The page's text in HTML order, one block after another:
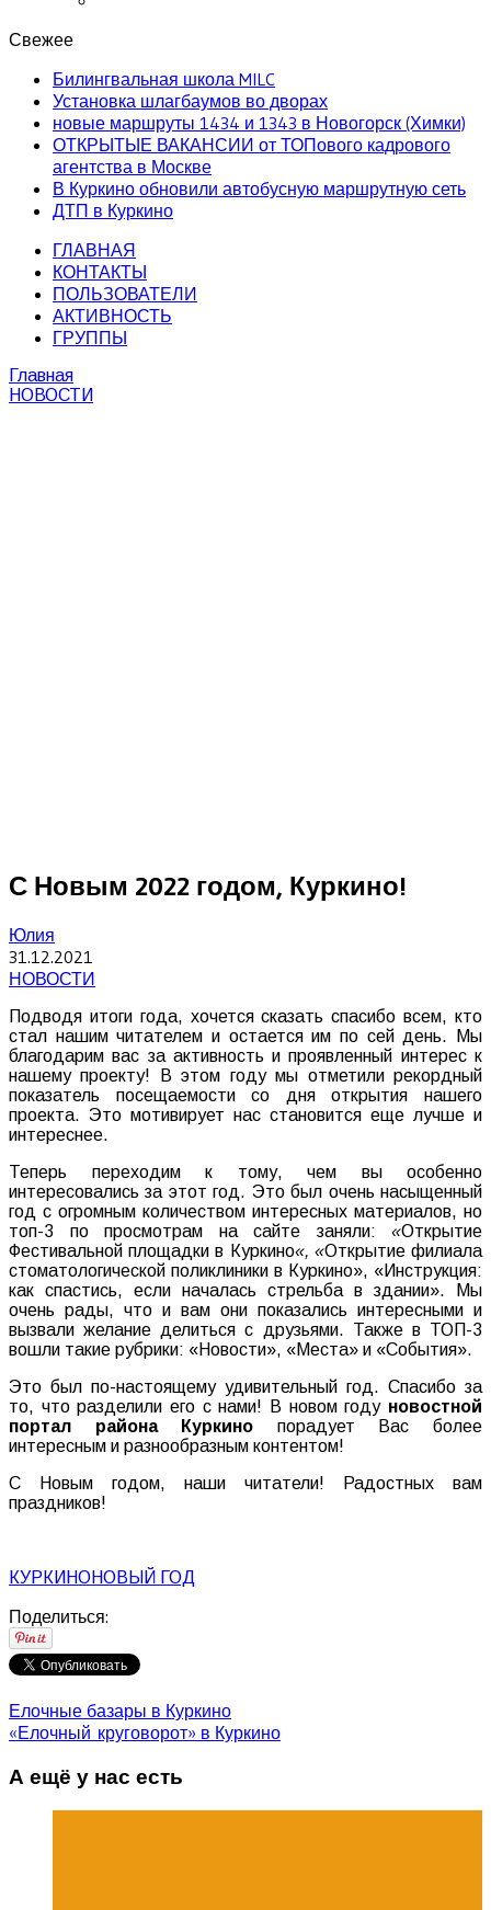
Свежее
Билингвальная школа MILC
Установка шлагбаумов во дворах
новые маршруты 1434 и 1343 в Новогорск (Химки)
ОТКРЫТЫЕ ВАКАНСИИ от ТОПового кадрового
агентства в Москве
В Куркино обновили автобусную маршрутную сеть
ДТП в Куркино
ГЛАВНАЯ
КОНТАКТЫ
ПОЛЬЗОВАТЕЛИ
АКТИВНОСТЬ
ГРУППЫ
Главная
НОВОСТИ
С Новым 2022 годом, Куркино!
Юлия
31.12.2021
НОВОСТИ
Подводя итоги года, хочется сказать спасибо всем, кто
стал нашим читателем и остается им по сей день. Мы
благодарим вас за активность и проявленный интерес к
нашему проекту! В этом году мы отметили рекордный
показатель посещаемости со дня открытия нашего
проекта. Это мотивирует нас становится еще лучше и
интереснее.
Теперь переходим к тому, чем вы особенно
интересовались за этот год. Это был очень насыщенный
год с огромным количеством интересных материалов, но
топ-3 по просмотрам на сайте заняли: «Открытие
Фестивальной площадки в Куркино«, «Открытие филиала
стоматологической поликлиники в Куркино», «Инструкция:
как спастись, если началась стрельба в здании». Мы
очень рады, что и вам они показались интересными и
вызвали желание делиться с друзьями. Также в ТОП-3
вошли такие рубрики: «Новости», «Места» и «События».
Это был по-настоящему удивительный год. Спасибо за
то, что разделили его с нами! В новом году новостной
портал района Куркино порадует Вас более
интересным и разнообразным контентом!
С Новым годом, наши читатели! Радостных вам
праздников!
КУРКИНОНОВЫЙ ГОД
Поделиться:
Елочные базары в Куркино
«Елочный круговорот» в Куркино
А ещё у нас есть